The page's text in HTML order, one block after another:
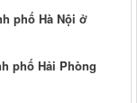
phố Hà Nội ở
phố Hải Phòng